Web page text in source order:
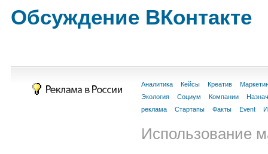
Обсуждение ВКонтакте
Аналитика Кейсы Креатив
Экология
Социум Компании
реклама
Стартапы Факты Event
Использование